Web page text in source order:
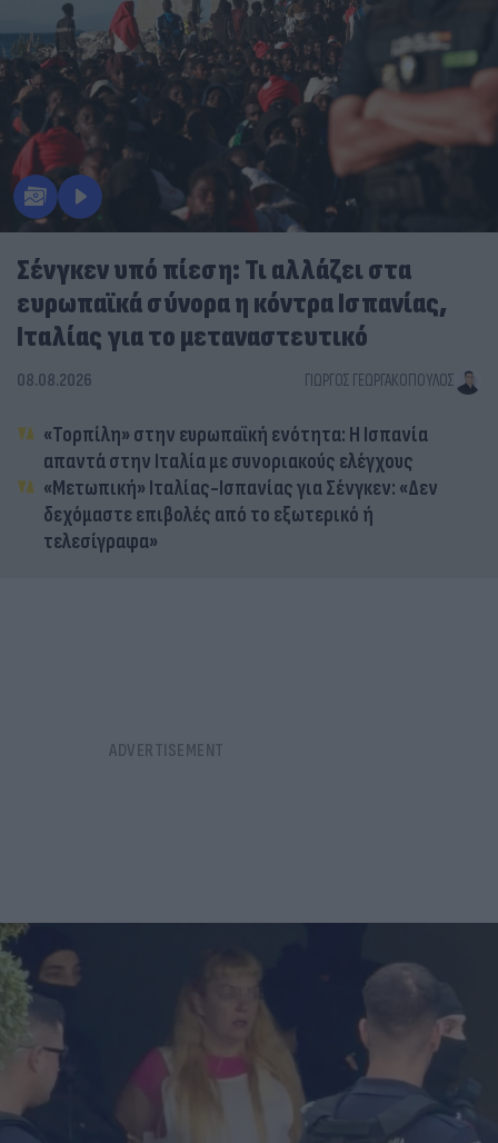
Σένγκεν υπό πίεση: Τι αλλάζει στα
ευρωπαϊκά σύνορα η κόντρα Ισπανίας,
Ιταλίας για το μεταναστευτικό
08.08.2026 ΓΙΏΡΓΟΣ ΓΕΩΡΓΑΚΌΠΟΥΛΟΣ
«Τορπίλη» στην ευρωπαϊκή ενότητα: Η Ισπανία
απαντά στην Ιταλία με συνοριακούς ελέγχους
«Μετωπική» Ιταλίας-Ισπανίας για Σένγκεν: «Δεν
δεχόμαστε επιβολές από το εξωτερικό ή
τελεσίγραφα»